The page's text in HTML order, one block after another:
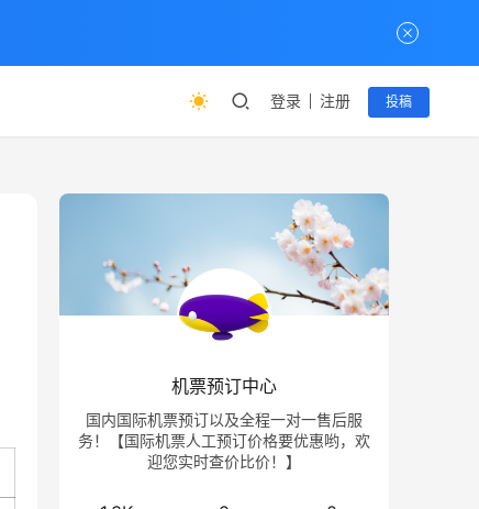
登录 注册 投稿
机票预订中心
国内国际机票预订以及全程一对一售后服
务！【国际机票人工预订价格要优惠哟，欢
迎您实时查价比价！】